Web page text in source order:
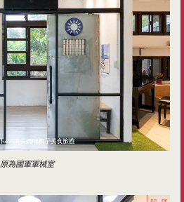
原為國軍軍械室